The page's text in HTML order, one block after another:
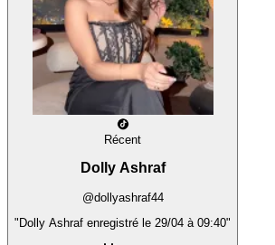
Récent
Dolly Ashraf
@dollyashraf44
"Dolly Ashraf enregistré le 29/04 à 09:40"